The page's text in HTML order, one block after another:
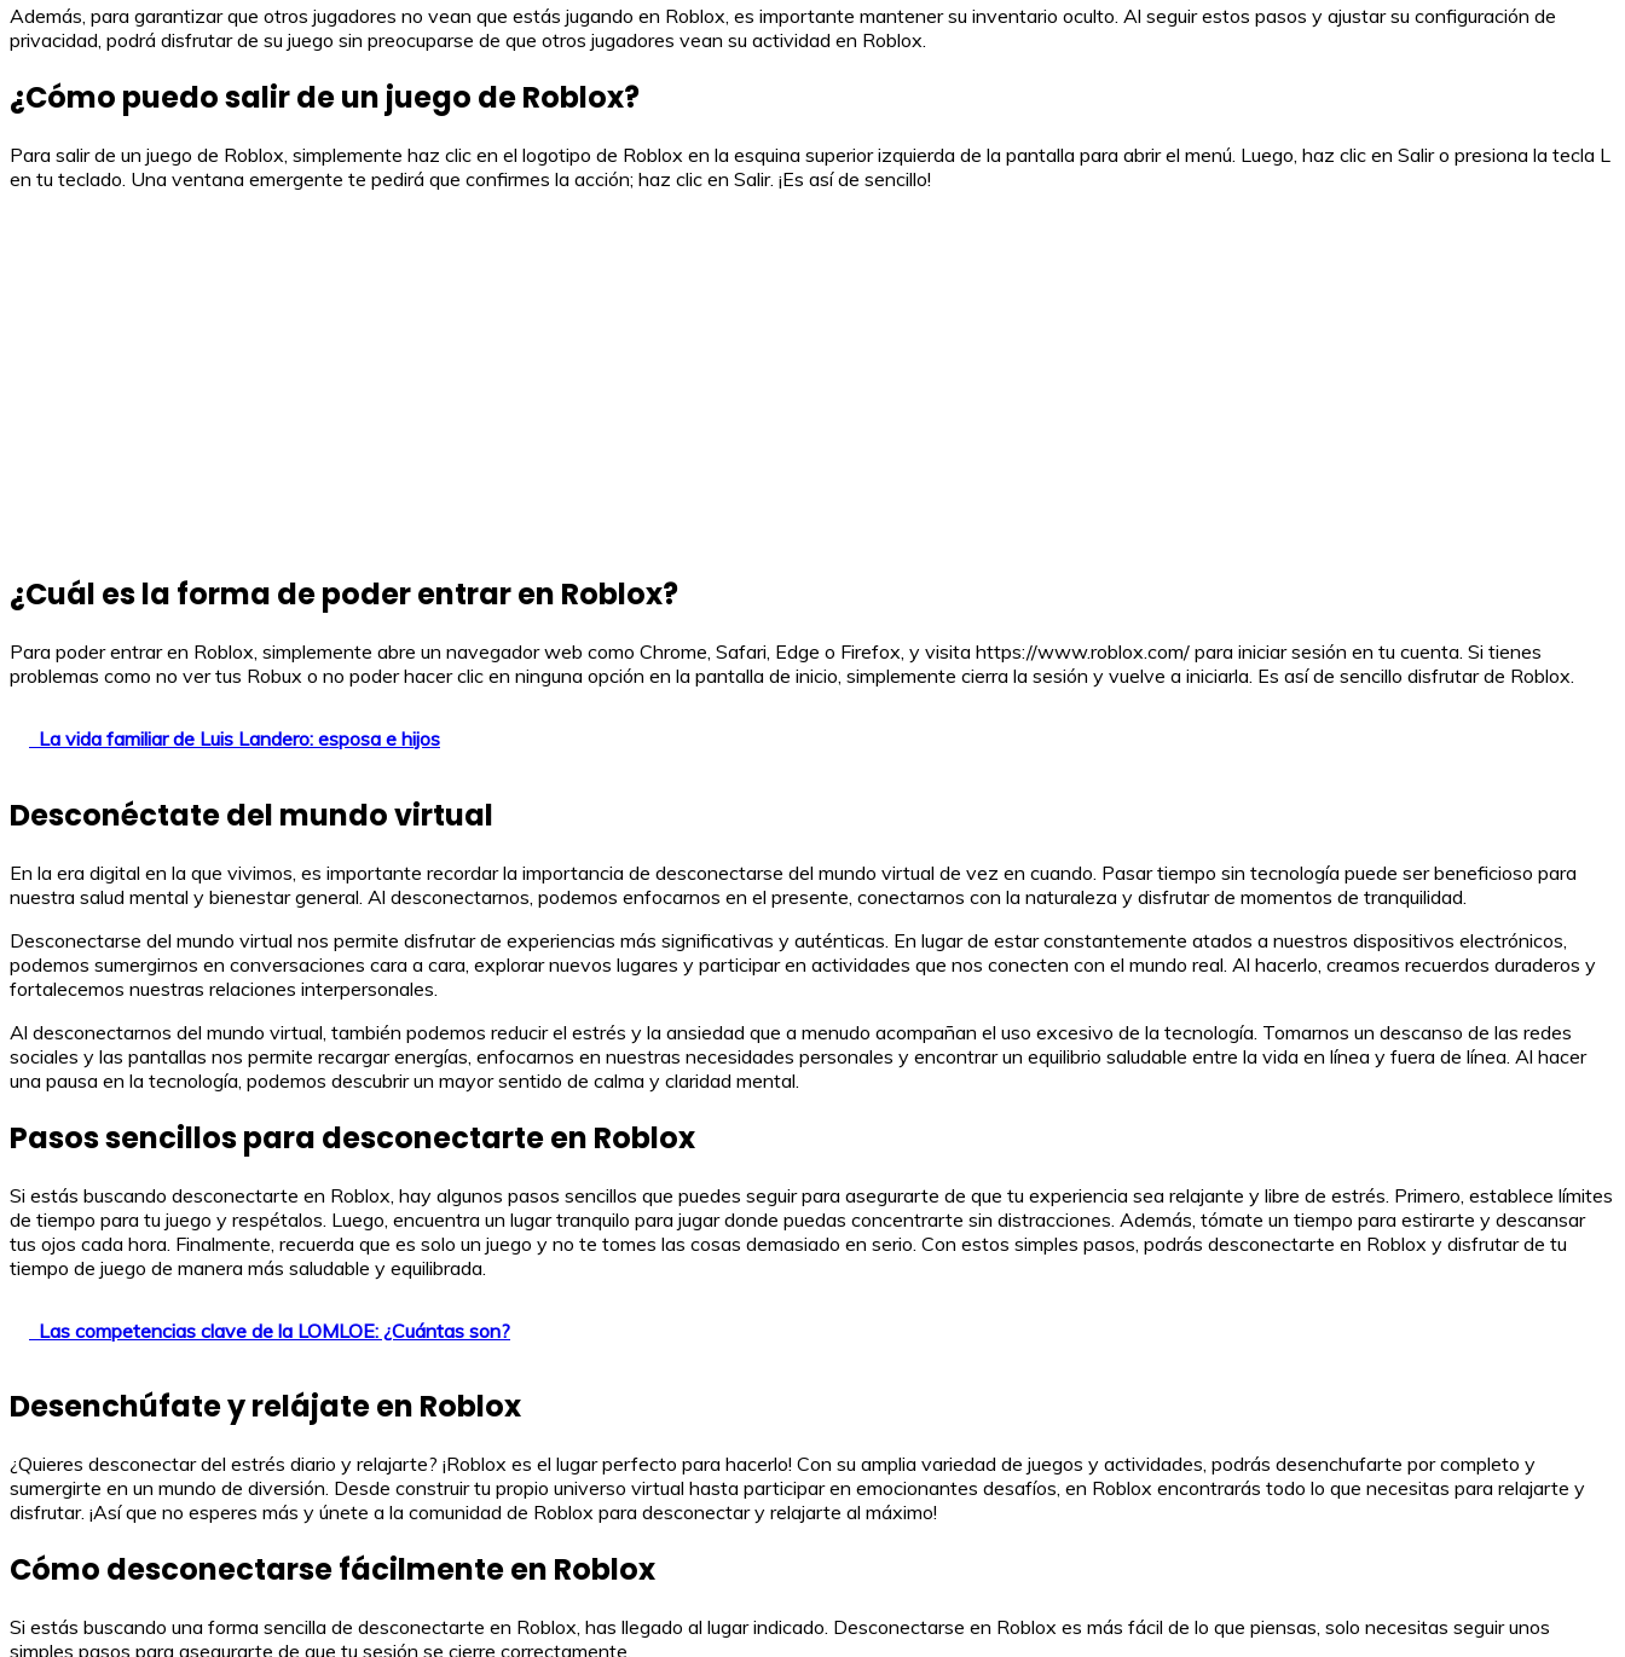
Además, para garantizar que otros jugadores no vean que estás jugando en Roblox, es importante mantener su inventario oculto. Al seguir estos pasos y ajustar su configuración de
privacidad, podrá disfrutar de su juego sin preocuparse de que otros jugadores vean su actividad en Roblox.
¿Cómo puedo salir de un juego de Roblox?
Para salir de un juego de Roblox, simplemente haz clic en el logotipo de Roblox en la esquina superior izquierda de la pantalla para abrir el menú. Luego, haz clic en Salir o presiona la tecla L
en tu teclado. Una ventana emergente te pedirá que confirmes la acción; haz clic en Salir. ¡Es así de sencillo!
¿Cuál es la forma de poder entrar en Roblox?
Para poder entrar en Roblox, simplemente abre un navegador web como Chrome, Safari, Edge o Firefox, y visita https://www.roblox.com/ para iniciar sesión en tu cuenta. Si tienes
problemas como no ver tus Robux o no poder hacer clic en ninguna opción en la pantalla de inicio, simplemente cierra la sesión y vuelve a iniciarla. Es así de sencillo disfrutar de Roblox.
La vida familiar de Luis Landero: esposa e hijos
Desconéctate del mundo virtual
En la era digital en la que vivimos, es importante recordar la importancia de desconectarse del mundo virtual de vez en cuando. Pasar tiempo sin tecnología puede ser beneficioso para
nuestra salud mental y bienestar general. Al desconectarnos, podemos enfocarnos en el presente, conectarnos con la naturaleza y disfrutar de momentos de tranquilidad.
Desconectarse del mundo virtual nos permite disfrutar de experiencias más significativas y auténticas. En lugar de estar constantemente atados a nuestros dispositivos electrónicos,
podemos sumergirnos en conversaciones cara a cara, explorar nuevos lugares y participar en actividades que nos conecten con el mundo real. Al hacerlo, creamos recuerdos duraderos y
fortalecemos nuestras relaciones interpersonales.
Al desconectarnos del mundo virtual, también podemos reducir el estrés y la ansiedad que a menudo acompañan el uso excesivo de la tecnología. Tomarnos un descanso de las redes
sociales y las pantallas nos permite recargar energías, enfocarnos en nuestras necesidades personales y encontrar un equilibrio saludable entre la vida en línea y fuera de línea. Al hacer
una pausa en la tecnología, podemos descubrir un mayor sentido de calma y claridad mental.
Pasos sencillos para desconectarte en Roblox
Si estás buscando desconectarte en Roblox, hay algunos pasos sencillos que puedes seguir para asegurarte de que tu experiencia sea relajante y libre de estrés. Primero, establece límites
de tiempo para tu juego y respétalos. Luego, encuentra un lugar tranquilo para jugar donde puedas concentrarte sin distracciones. Además, tómate un tiempo para estirarte y descansar
tus ojos cada hora. Finalmente, recuerda que es solo un juego y no te tomes las cosas demasiado en serio. Con estos simples pasos, podrás desconectarte en Roblox y disfrutar de tu
tiempo de juego de manera más saludable y equilibrada.
Las competencias clave de la LOMLOE: ¿Cuántas son?
Desenchúfate y relájate en Roblox
¿Quieres desconectar del estrés diario y relajarte? ¡Roblox es el lugar perfecto para hacerlo! Con su amplia variedad de juegos y actividades, podrás desenchufarte por completo y
sumergirte en un mundo de diversión. Desde construir tu propio universo virtual hasta participar en emocionantes desafíos, en Roblox encontrarás todo lo que necesitas para relajarte y
disfrutar. ¡Así que no esperes más y únete a la comunidad de Roblox para desconectar y relajarte al máximo!
Cómo desconectarse fácilmente en Roblox
Si estás buscando una forma sencilla de desconectarte en Roblox, has llegado al lugar indicado. Desconectarse en Roblox es más fácil de lo que piensas, solo necesitas seguir unos
simples pasos para asegurarte de que tu sesión se cierre correctamente.